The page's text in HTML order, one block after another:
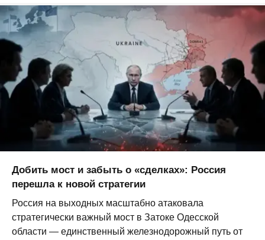
Добить мост и забыть о «сделках»: Россия
перешла к новой стратегии
Россия на выходных масштабно атаковала
стратегически важный мост в Затоке Одесской
области — единственный железнодорожный путь от